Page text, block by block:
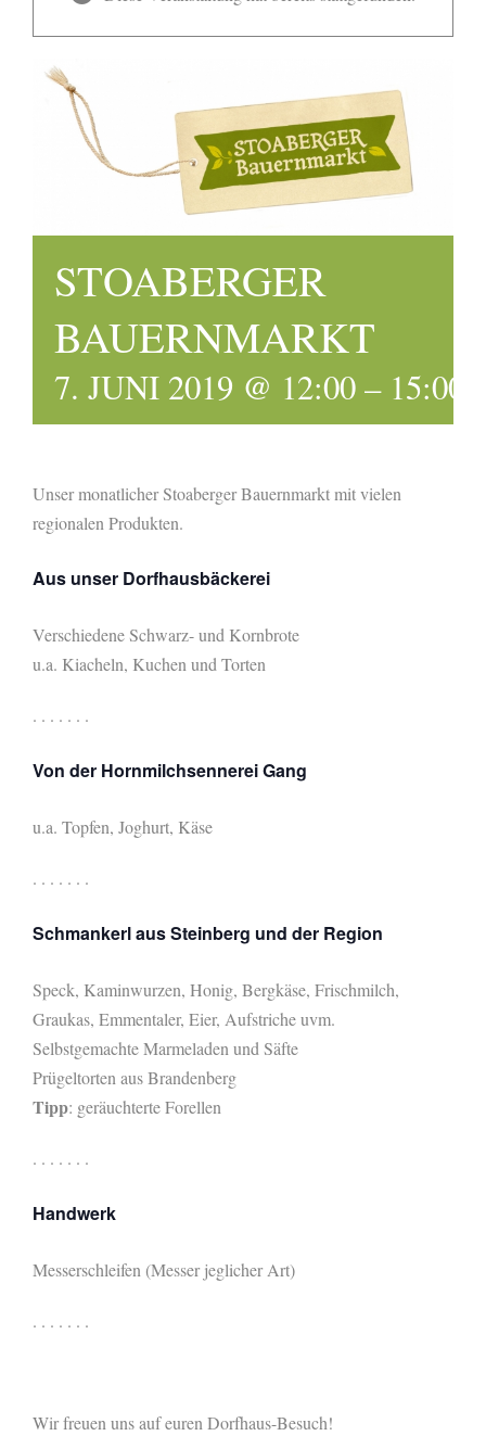
STOABERGER
BAUERNMARKT
7. JUNI 2019 @ 12:00– 15:00
Unser monatlicherStoaberger Bauernmarkt mit vielen
regionalen Produkten.
Aus unser Dorfhausbäckerei
Verschiedene Schwarz- und Kornbrote
u.a. Kiacheln, Kuchen und Torten
. . . . . . .
Von der Hornmilchsennerei Gang
u.a. Topfen, Joghurt, Käse
. . . . . . .
Schmankerl aus Steinberg und der Region
Speck, Kaminwurzen, Honig, Bergkäse, Frischmilch,
Graukas, Emmentaler, Eier, Aufstriche uvm.
Selbstgemachte Marmeladen und Säfte
Prügeltorten aus Brandenberg
Tipp: geräuchterte Forellen
. . . . . . .
Handwerk
Messerschleifen (Messer jeglicher Art)
. . . . . . .
Wir freuen uns auf euren Dorfhaus-Besuch!